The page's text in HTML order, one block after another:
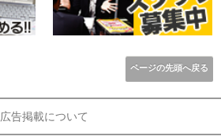
ページの先頭へ戻る
広告掲載について